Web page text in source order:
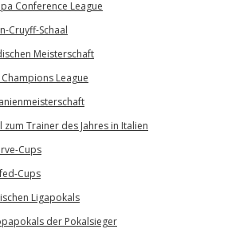
Conference League
Cruyff-Schaal
Meisterschaft
League
zum Trainer des Jahres in Italien
Cups
Cups
Ligapokals
der Pokalsieger